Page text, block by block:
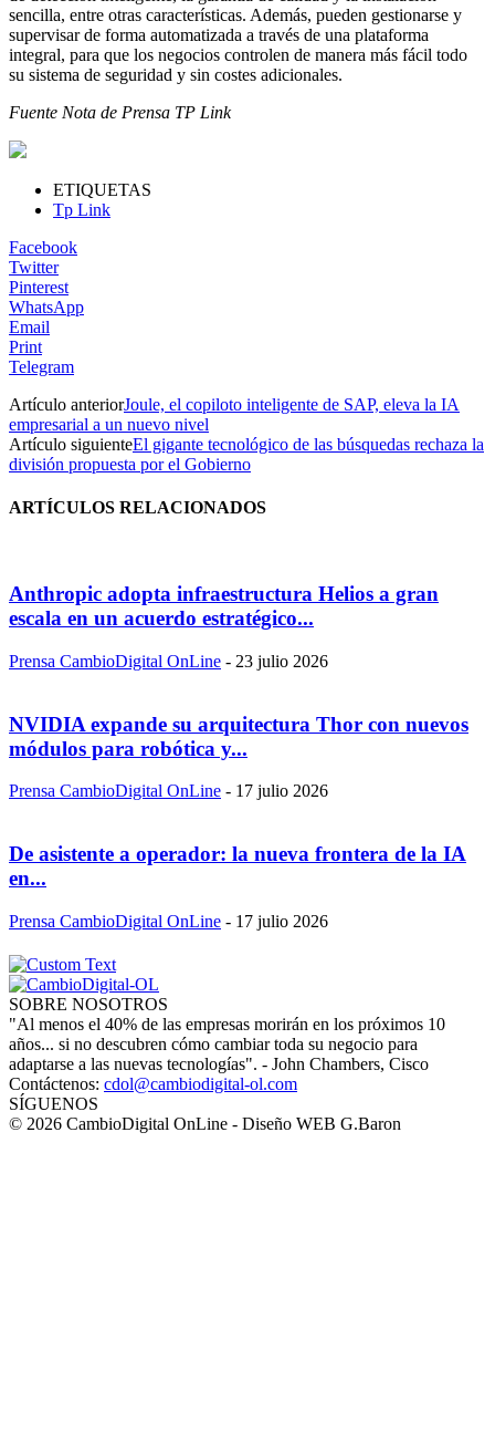
sencilla, entre otras características. Además, pueden gestionarse y
supervisar de forma automatizada a través de una plataforma
integral, para que los negocios controlen de manera más fácil todo
su sistema de seguridad y sin costes adicionales.
Fuente Nota de Prensa TP Link
ETIQUETAS
Tp Link
Facebook
Twitter
Pinterest
WhatsApp
Email
Print
Telegram
Artículo anteriorJoule, el copiloto inteligente de SAP, eleva la IA
empresarial a un nuevo nivel
Artículo siguienteEl gigante tecnológico de las búsquedas rechaza la
división propuesta por el Gobierno
ARTÍCULOS RELACIONADOS
Anthropic adopta infraestructura Helios a gran
escala en un acuerdo estratégico...
Prensa CambioDigital OnLine - 23 julio 2026
NVIDIA expande su arquitectura Thor con nuevos
módulos para robótica y...
Prensa CambioDigital OnLine - 17 julio 2026
De asistente a operador: la nueva frontera de la IA
en...
Prensa CambioDigital OnLine - 17 julio 2026
SOBRE NOSOTROS
"Al menos el 40% de las empresas morirán en los próximos 10
años... si no descubren cómo cambiar toda su negocio para
adaptarse a las nuevas tecnologías". - John Chambers, Cisco
Contáctenos: cdol@cambiodigital-ol.com
SÍGUENOS
© 2026 CambioDigital OnLine - Diseño WEB G.Baron